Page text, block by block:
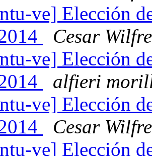
ve] Elección
Cesar
ve] Elección
alfieri
ve] Elección
Cesar
ve] Elección